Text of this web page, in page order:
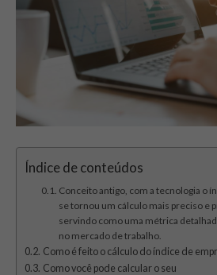
Índice de conteúdos
Conceito antigo, com a tecnologia o
se tornou um cálculo mais preciso e
servindo como uma métrica
no mercado de trabalho.
Como é feito o cálculo do índice de
Como você pode calcular o seu